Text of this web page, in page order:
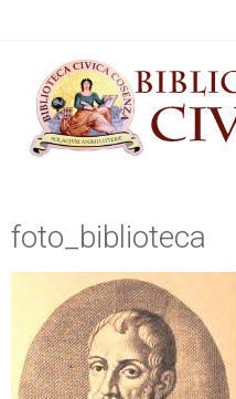
foto_biblioteca